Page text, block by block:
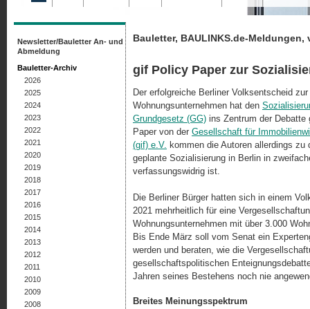
Bauletter, BAULINKS.de-Meldungen,
gif Policy Paper zur
Der erfolgreiche Berliner Volksentscheid
Wohnungsunternehmen hat den
Grundgesetz (GG) ins Zentrum der
Paper von der Gesellschaft für
(gif) e.V. kommen die Autoren allerdings
geplante Sozialisierung in Berlin in
verfassungswidrig ist.
Die Berliner Bürger hatten sich in einem
2021 mehrheitlich für eine
Wohnungsunternehmen mit über 3.000
Bis Ende März soll vom Senat ein
werden und beraten, wie die
gesellschaftspolitischen
Jahren seines Bestehens noch nie
Breites Meinungsspektrum
Newsletter/Bauletter An- und
Abmeldung
Bauletter-Archiv
2026
2025
2024
2023
2022
2021
2020
2019
2018
2017
2016
2015
2014
2013
2012
2011
2010
2009
2008